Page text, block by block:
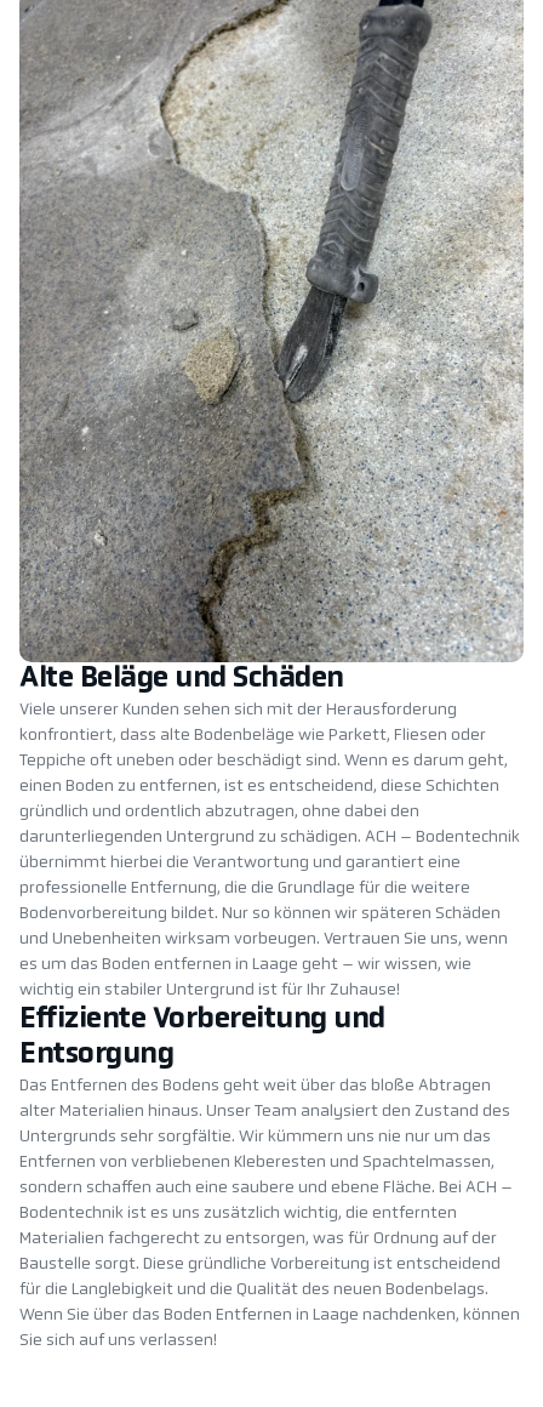
Alte Beläge und Schäden
Viele unserer Kunden sehen sich mit der Herausforderung
konfrontiert, dass alte Bodenbeläge wie Parkett, Fliesen oder
Teppiche oft uneben oder beschädigt sind. Wenn es darum geht,
einen Boden zu entfernen, ist es entscheidend, diese Schichten
gründlich und ordentlich abzutragen, ohne dabei den
darunterliegenden Untergrund zu schädigen. ACH – Bodentechnik
übernimmt hierbei die Verantwortung und garantiert eine
professionelle Entfernung, die die Grundlage für die weitere
Bodenvorbereitung bildet. Nur so können wir späteren Schäden
und Unebenheiten wirksam vorbeugen. Vertrauen Sie uns, wenn
es um das Boden entfernen in Laage geht – wir wissen, wie
wichtig ein stabiler Untergrund ist für Ihr Zuhause!
Effiziente Vorbereitung und
Entsorgung
Das Entfernen des Bodens geht weit über das bloße Abtragen
alter Materialien hinaus. Unser Team analysiert den Zustand des
Untergrunds sehr sorgfältie. Wir kümmern uns nie nur um das
Entfernen von verbliebenen Kleberesten und Spachtelmassen,
sondern schaffen auch eine saubere und ebene Fläche. Bei ACH –
Bodentechnik ist es uns zusätzlich wichtig, die entfernten
Materialien fachgerecht zu entsorgen, was für Ordnung auf der
Baustelle sorgt. Diese gründliche Vorbereitung ist entscheidend
für die Langlebigkeit und die Qualität des neuen Bodenbelags.
Wenn Sie über das Boden Entfernen in Laage nachdenken, können
Sie sich auf uns verlassen!